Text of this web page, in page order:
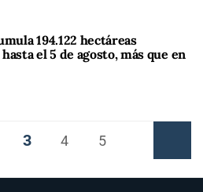
194.122 hectáreas
el 5 de agosto, más que en
3 4 5